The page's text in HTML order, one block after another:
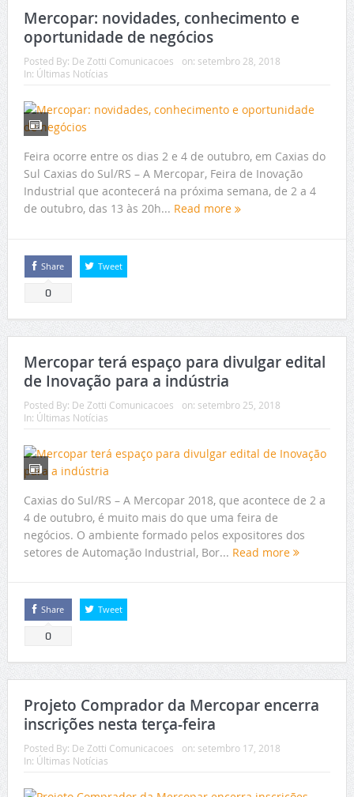
Mercopar: novidades, conhecimento e
oportunidade de negócios
Posted By: De Zotti Comunicacoes on: setembro 28, 2018
In: Últimas Notícias
Feira ocorre entre os dias 2 e 4 de outubro, em Caxias do
Sul Caxias do Sul/RS – A Mercopar, Feira de Inovação
Industrial que acontecerá na próxima semana, de 2 a 4
de outubro, das 13 às 20h... Read more
Share
0
Tweet
Mercopar terá espaço para divulgar edital
de Inovação para a indústria
Posted By: De Zotti Comunicacoes on: setembro 25, 2018
In: Últimas Notícias
Caxias do Sul/RS – A Mercopar 2018, que acontece de 2 a
4 de outubro, é muito mais do que uma feira de
negócios. O ambiente formado pelos expositores dos
setores de Automação Industrial, Bor... Read more
Share
0
Tweet
Projeto Comprador da Mercopar encerra
inscrições nesta terça-feira
Posted By: De Zotti Comunicacoes on: setembro 17, 2018
In: Últimas Notícias